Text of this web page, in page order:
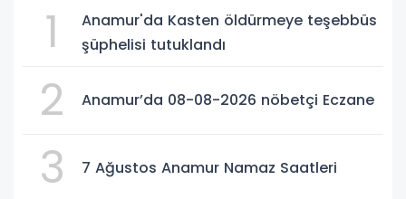
1
Anamur'da Kasten öldürmeye teşebbüs
şüphelisi tutuklandı
2 Anamur’da 08-08-2026 nöbetçi Eczane
3 7 Ağustos Anamur Namaz Saatleri